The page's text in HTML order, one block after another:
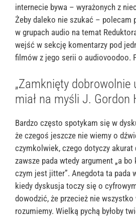
internecie bywa – wyrażonych z
Żeby daleko nie szukać – polecam
w grupach audio na temat
wejść w sekcję komentarzy pod
filmów z jego serii o audiovoodoo.
„Zamknięty dobrowolnie
miał na myśli J. Gordon
Bardzo często spotykam się w
że czegoś jeszcze nie wiemy o
czymkolwiek, czego dotyczy akurat
zawsze pada wtedy argument „a
czym jest jitter”. Anegdota ta pada
kiedy dyskusja toczy się o
dowodzić, że przecież nie
rozumiemy. Wielką pychą byłoby